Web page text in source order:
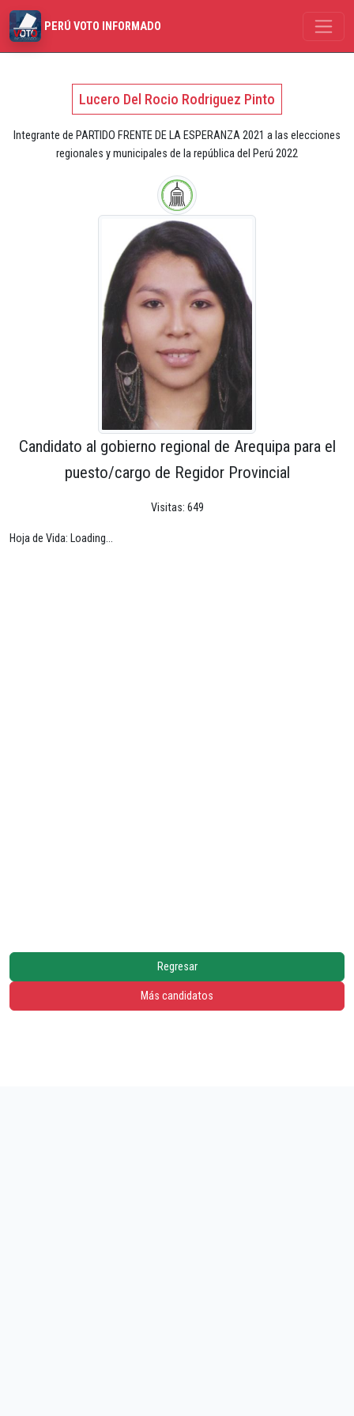
PERÚ VOTO INFORMADO
Lucero Del Rocio Rodriguez Pinto
Integrante de PARTIDO FRENTE DE LA ESPERANZA 2021 a las elecciones
regionales y municipales de la república del Perú 2022
Candidato al gobierno regional de Arequipa para el
puesto/cargo de Regidor Provincial
Visitas: 649
Hoja de Vida: Loading...
Regresar
Más candidatos